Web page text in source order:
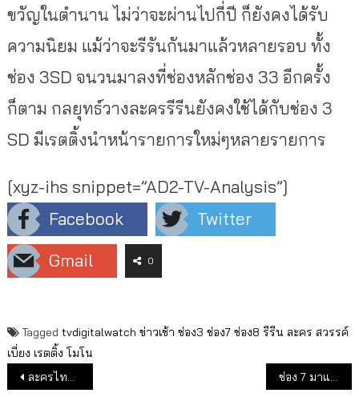
ขวัญในตำนาน ไม่ว่าจะผ่านไปกี่ปี ก็ยังคงได้รับ
ความนิยม แม้ว่าจะรีรันกันมาแล้วหลายรอบ ทั้ง
ช่อง 3SD จนวนมาลงที่ช่องหลักช่อง 33 อีกครั้ง
ก็ตาม กลยุทธ์วางละครรีรีนยังคงใช้ได้กับช่อง 3
SD มีเรตติ้งนำหน้ารายการใหม่ๆหลายรายการ
[xyz-ihs snippet=”AD2-TV-Analysis”]
Facebook
Twitter
Gmail
0
Tagged tvdigitalwatch ข่าวเช้า ช่อง3 ช่อง7 ช่อง8 รีรีน ละคร สวรรค์
เบี่ยง เรตติ้ง โมโน
แนะแนวเรื่อง
ละครไทย ยึดผัง ดึงคนดูช่วงเทศกาลสงกรานต์ ช่อง 7 มาแล้ว ยึดผังเช้า บ่าย เย็น